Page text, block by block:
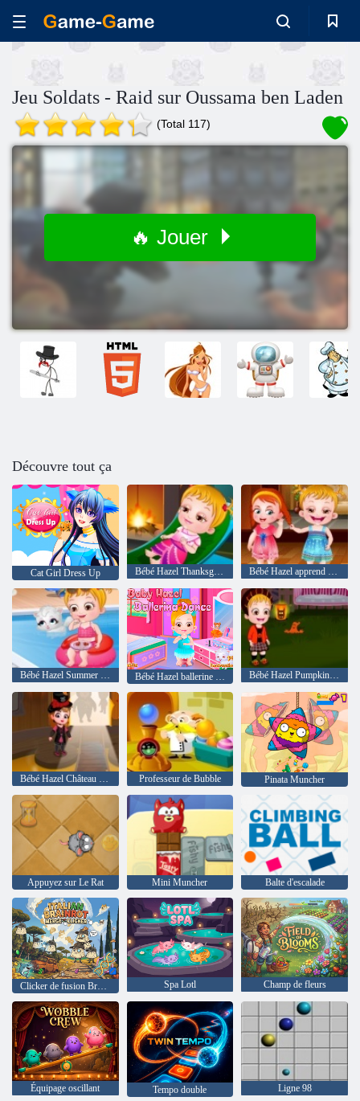
Jeu Soldats - Raid sur Oussama ben Laden
(Total 117)
🔥 Jouer
Découvre tout ça
Cat Girl Dress Up Bébé Hazel Thanksgiving Bébé Hazel apprend Manners
Bébé Hazel Summer Fun Bébé Hazel Pumpkin Party
Bébé Hazel Château Halloween Professeur de Bubble Pinata Muncher
Appuyez sur Le Rat Mini Muncher Balte d'escalade
Spa Lotl Champ de fleurs
Équipage oscillant Tempo double Ligne 98